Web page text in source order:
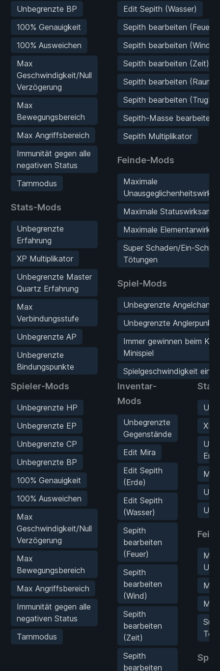
Unbegrenzte BP
100% Genauigkeit
100% Ausweichen
Max
Geschwindigkeit/Null
Verzögerung
Max
Bewegungsbereich
Max Angriffsbereich
Immunität gegen alle
negativen Status
Tarnmodus
Stats-Mods
Unbegrenzte
Erfahrung
XP Multiplikator
Unbegrenzte Master
Quartz Erfahrung
Max
Verbindungsstufe
Unbegrenzte AP
Unbegrenzte
Bindungspunkte
Edit Sepith (Wasser)
Sepith bearbeiten (Feuer)
Sepith bearbeiten (Wind)
Sepith bearbeiten (Zeit)
Sepith bearbeiten (Raum)
Sepith bearbeiten
Sepith-Masse bearbeiten
Sepith Multiplikator
Feinde-Mods
Maximale
Maximale
Maximale
Super Schaden/Ein-
Tötungen
Spiel-Mods
Unbegrenzte
Unbegrenzte Anglerpunkte
Immer gewinnen beim
Minispiel
Spielgeschwindigkeit
Spieler-Mods
Unbegrenzte HP
Unbegrenzte EP
Unbegrenzte CP
Unbegrenzte BP
100% Genauigkeit
100% Ausweichen
Max
Geschwindigkeit/Null
Verzögerung
Max
Bewegungsbereich
Max Angriffsbereich
Immunität gegen alle
negativen Status
Tarnmodus
Inventar-
Mods
Unbegrenzte
Gegenstände
Edit Mira
Edit Sepith
(Erde)
Edit Sepith
(Wasser)
Sepith
bearbeiten
(Feuer)
Sepith
bearbeiten
(Wind)
Sepith
bearbeiten
(Zeit)
Sepith
bearbeiten
XP